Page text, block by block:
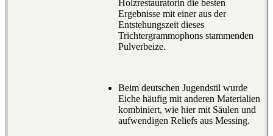
Holzrestauratorin die besten
Ergebnisse mit einer aus der
Entstehungszeit dieses
Trichtergrammophons stammenden
Pulverbeize.
Beim deutschen Jugendstil wurde
Eiche häufig mit anderen Materialien
kombiniert, wie hier mit Säulen und
aufwendigen Reliefs aus Messing.